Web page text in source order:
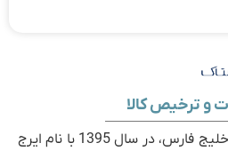
و ترخیص کالا
شرکت بهین تجارت رستاک خلیج فارس، در سال 1395 با نام ایرج